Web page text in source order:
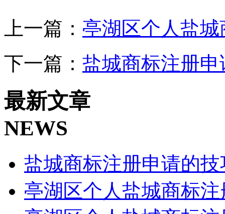
上一篇： 亭湖区个人盐
下一篇： 盐城商标注册
最新文章
NEWS
盐城商标注册申请的
亭湖区个人盐城商标